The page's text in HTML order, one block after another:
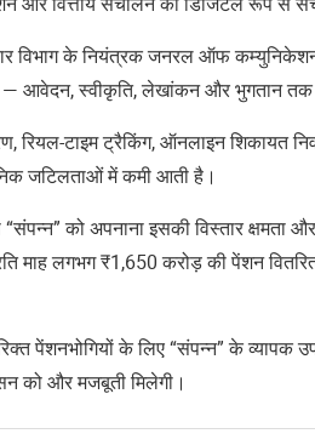
विभाग के नियंत्रक जनरल ऑफ कम्युनिकेशन
— आवेदन, स्वीकृति, लेखांकन और भुगतान
रियल-टाइम ट्रैकिंग, ऑनलाइन शिकायत
जटिलताओं में कमी आती है।
को अपनाना इसकी विस्तार क्षमता
माह लगभग ₹1,650 करोड़ की पेंशन
पेंशनभोगियों के लिए “संपन्न” के व्यापक
को और मजबूती मिलेगी।